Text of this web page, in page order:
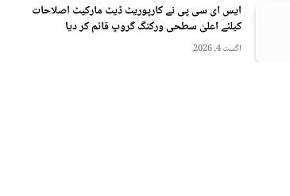
ایس ای سی پی نے کارپوریٹ ڈیٹ مارکیٹ اصلاحات
کیلئے اعلیٰ سطحی ورکنگ گروپ قائم کر دیا
اگست 4, 2026